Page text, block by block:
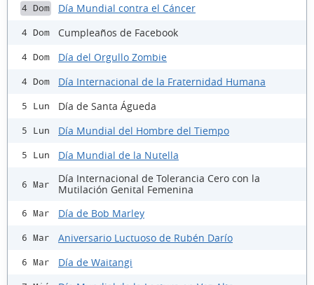
4 Dom Día Mundial contra el Cáncer
4 Dom Cumpleaños de Facebook
4 Dom Día del Orgullo Zombie
4 Dom Día Internacional de la Fraternidad Humana
5 Lun Día de Santa Águeda
5 Lun Día Mundial del Hombre del Tiempo
5 Lun Día Mundial de la Nutella
6 Mar
Día Internacional de Tolerancia Cero con la
Mutilación Genital Femenina
6 Mar Día de Bob Marley
6 Mar Aniversario Luctuoso de Rubén Darío
6 Mar Día de Waitangi